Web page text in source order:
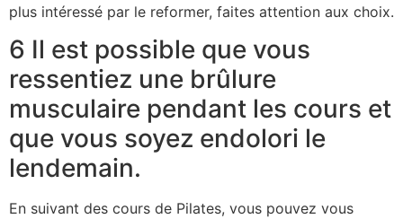
plus intéressé par le reformer, faites attention aux choix.
6 Il est possible que vous
ressentiez une brûlure
musculaire pendant les cours et
que vous soyez endolori le
lendemain.
En suivant des cours de Pilates, vous pouvez vous